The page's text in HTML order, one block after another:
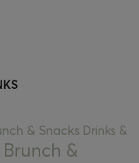
& Snacks Drinks &
&